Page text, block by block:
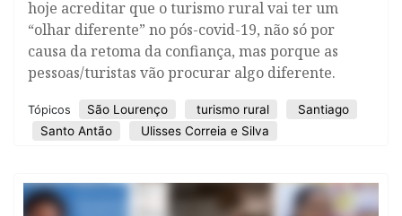
hoje acreditar que o turismo rural vai ter um
“olhar diferente” no pós-covid-19, não só por
causa da retoma da confiança, mas porque as
pessoas/turistas vão procurar algo diferente.
Tópicos São Lourenço turismo rural
Santiago
Santo Antão
Ulisses Correia e Silva